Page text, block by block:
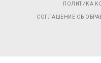
ПОЛИТИКА
СОГЛАШЕНИЕ ОБ